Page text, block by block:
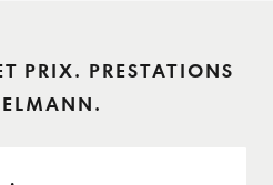
PRIX. PRESTATIONS